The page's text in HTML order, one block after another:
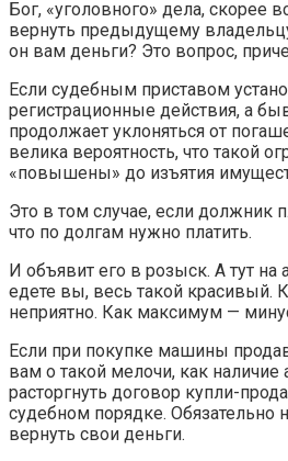
Бог, «уголовного» дела, скорее
вернуть предыдущему
он вам деньги? Это вопрос,
Если судебным приставом
регистрационные действия, а
продолжает уклоняться от
велика вероятность, что такой
«повышены» до изъятия
Это в том случае, если должник
что по долгам нужно платить.
И объявит его в розыск. А тут
едете вы, весь такой красивый.
неприятно. Как максимум —
Если при покупке машины
вам о такой мелочи, как наличие
расторгнуть договор купли-
судебном порядке. Обязательно
вернуть свои деньги.